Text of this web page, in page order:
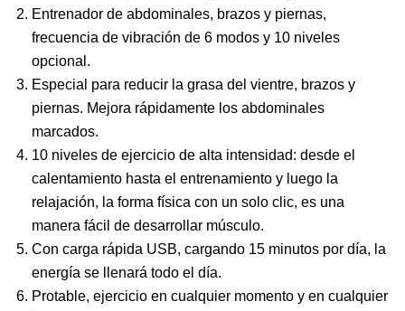
Entrenador de abdominales, brazos y piernas,
frecuencia de vibración de 6 modos y 10 niveles
opcional.
Especial para reducir la grasa del vientre, brazos y
piernas. Mejora rápidamente los abdominales
marcados.
10 niveles de ejercicio de alta intensidad: desde el
calentamiento hasta el entrenamiento y luego la
relajación, la forma física con un solo clic, es una
manera fácil de desarrollar músculo.
Con carga rápida USB, cargando 15 minutos por día, la
energía se llenará todo el día.
Protable, ejercicio en cualquier momento y en cualquier